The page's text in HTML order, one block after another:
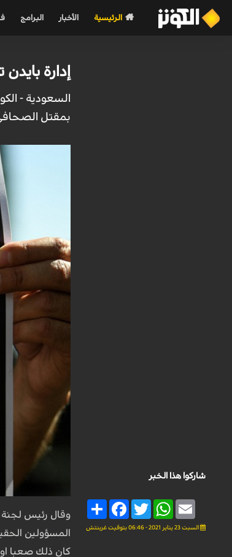
الرئيسية الأخبار البرامج
شاركوا هذا الخبر
Share
FacebookTwitter
WhatsAppEmail
السبت 23 يناير 2021 - 06:46 بتوقيت غرينتش
إدارة
السعودية -
بمقتل
وقال رئيس لجنة
المسؤولين
كان ذلك صعبا